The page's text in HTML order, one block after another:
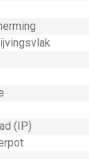
(IP)